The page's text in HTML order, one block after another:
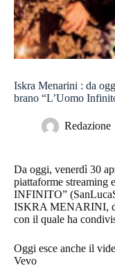
Iskra Menarini : da
brano “L’Uomo
Redazione
Da oggi, venerdì 30
piattaforme streaming
INFINITO”
ISKRA MENARINI,
con il quale ha
Oggi esce anche il
Vevo